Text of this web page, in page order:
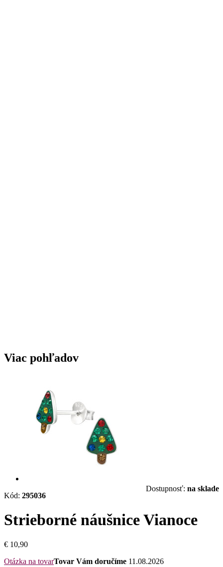
Viac pohľadov
Kód: 295036
Dostupnosť: na sklade
Strieborné náušnice Vianoce
€ 10,90
Otázka na tovarTovar Vám doručíme 11.08.2026